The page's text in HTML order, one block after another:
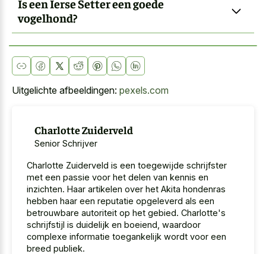
Is een Ierse Setter een goede
vogelhond?
Uitgelichte afbeeldingen: pexels.com
Charlotte Zuiderveld
Senior Schrijver
Charlotte Zuiderveld is een toegewijde schrijfster
met een passie voor het delen van kennis en
inzichten. Haar artikelen over het Akita hondenras
hebben haar een reputatie opgeleverd als een
betrouwbare autoriteit op het gebied. Charlotte's
schrijfstijl is duidelijk en boeiend, waardoor
complexe informatie toegankelijk wordt voor een
breed publiek.